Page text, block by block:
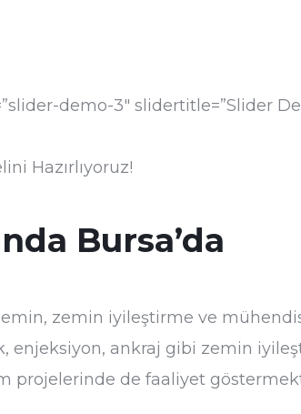
demo-3″ slidertitle=”Slider
Hazırlıyoruz!
Bursa’da
zemin iyileştirme ve
enjeksiyon, ankraj gibi zemin
projelerinde de faaliyet